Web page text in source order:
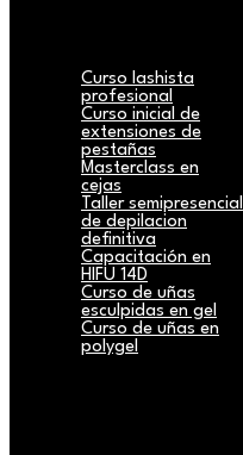
Curso lashista
profesional
Curso inicial de
extensiones de
pestañas
Masterclass en
cejas
Taller semipresencial
de depilacion
definitiva
Capacitación en
HIFU 14D
Curso de uñas
esculpidas en gel
Curso de uñas en
polygel